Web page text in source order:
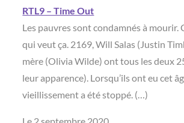
RTL9 – Time Out
Les pauvres sont condamnés à mourir.
qui veut ça. 2169, Will Salas (Justin
mère (Olivia Wilde) ont tous les deux
leur apparence). Lorsqu’ils ont eu cet
vieillissement a été stoppé. (…)